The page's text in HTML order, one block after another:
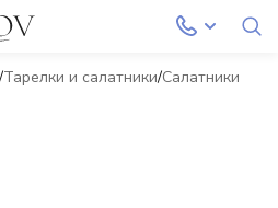
Тарелки и салатники Салатники